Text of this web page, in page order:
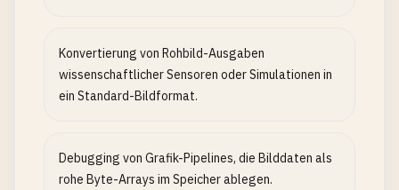
Konvertierung von Rohbild-Ausgaben
wissenschaftlicher Sensoren oder Simulationen in
ein Standard-Bildformat.
Debugging von Grafik-Pipelines, die Bilddaten als
rohe Byte-Arrays im Speicher ablegen.